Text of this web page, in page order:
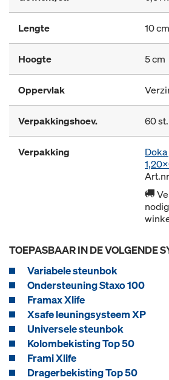
Lengte 10 cm
Hoogte 5 cm
Oppervlak
Verpakkingshoev. 60 st.
Verpakking
TOEPASBAAR IN DE VOLGENDE
Variabele steunbok
Ondersteuning Staxo 100
Framax Xlife
Xsafe leuningsysteem XP
Universele steunbok
Kolombekisting Top 50
Frami Xlife
Dragerbekisting Top 50